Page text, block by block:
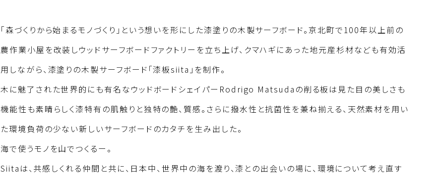
「森づくりから始まるモノづくり」という想いを形にした漆塗りの木製サーフボード。京北町で100年以上前の
農作業小屋を改装しウッドサーフボードファクトリーを立ち上げ、クマハギにあった地元産杉材なども有効活
用しながら、漆塗りの木製サーフボード「漆板siita」を制作。
木に魅了された世界的にも有名なウッドボードシェイパーRodrigo Matsudaの削る板は見た目の美しさも
機能性も素晴らしく漆特有の肌触りと独特の艶、質感。さらに撥水性と抗菌性を兼ね揃える、天然素材を用い
た環境負荷の少ない新しいサーフボードのカタチを生み出した。
海で使うモノを山でつくるー。
Siitaは、共感しくれる仲間と共に、日本中、世界中の海を渡り、漆との出会いの場に、環境について考え直す